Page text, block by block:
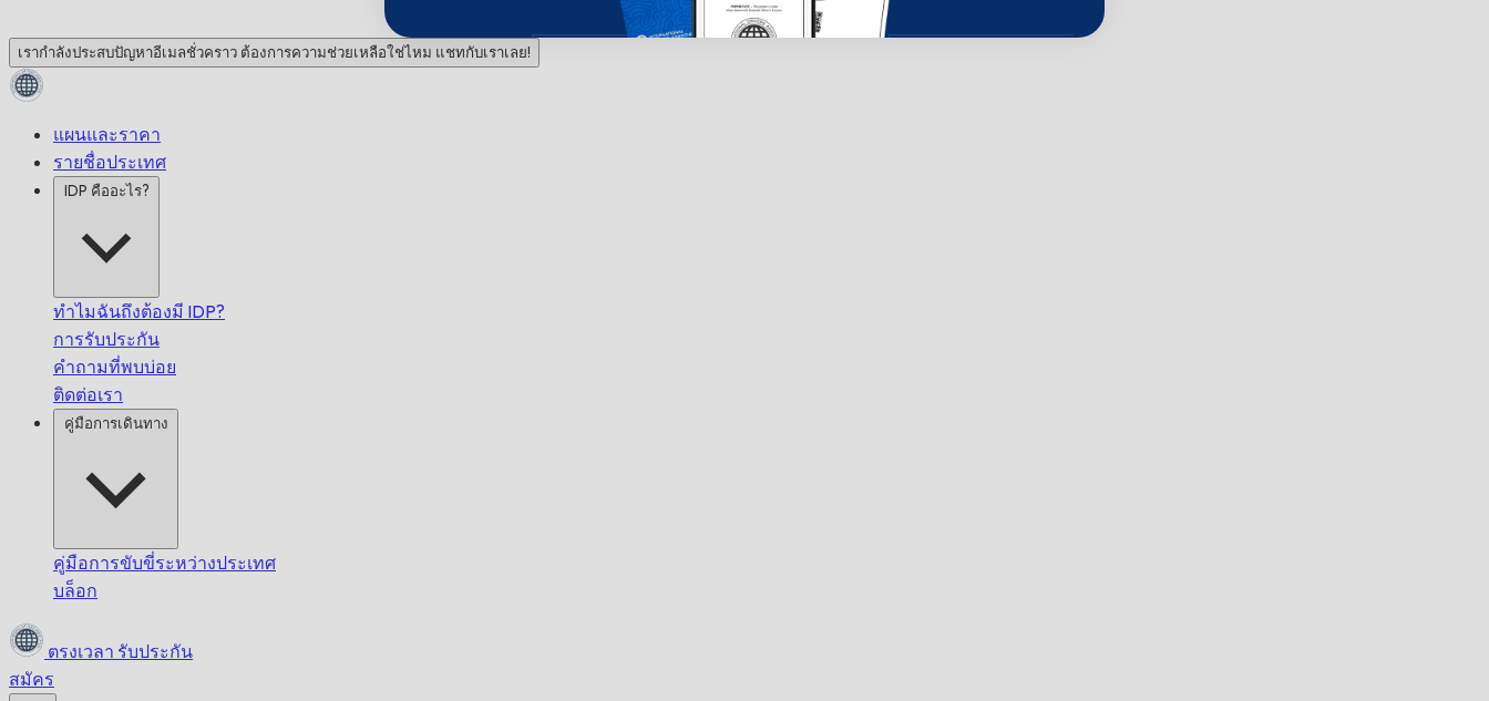
เรากำลังประสบปัญหาอีเมลชั่วคราว ต้องการความช่วยเหลือใช่ไหม แชทกับเราเลย!
แผนและราคา
รายชื่อประเทศ
IDP คืออะไร?
ทำไมฉันถึงต้องมี IDP?
การรับประกัน
คำถามที่พบบ่อย
ติดต่อเรา
คู่มือการเดินทาง
คู่มือการขับขี่ระหว่างประเทศ
บล็อก
ตรงเวลา รับประกัน
สมัคร